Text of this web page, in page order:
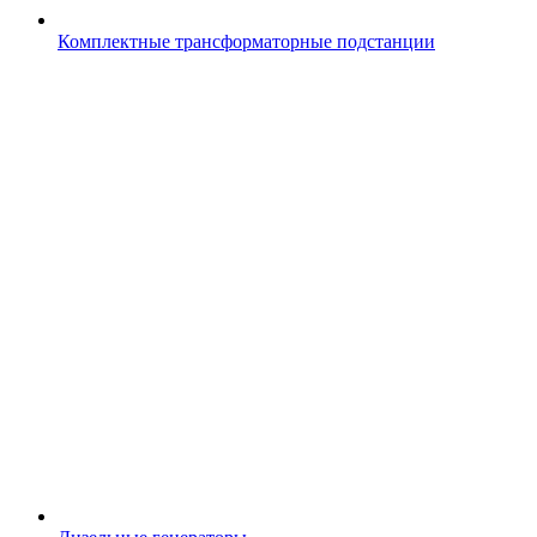
Комплектные трансформаторные подстанции